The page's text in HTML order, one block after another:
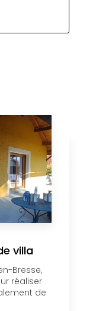
villa
Bresse,
réaliser
de